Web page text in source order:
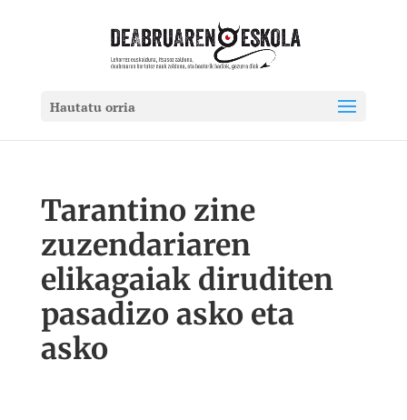
Hautatu orria
Tarantino zine
zuzendariaren
elikagaiak diruditen
pasadizo asko eta
asko